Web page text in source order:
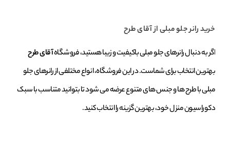
خرید رانر جلو مبلی از آقای طرح
اگر به دنبال رانرهای جلو مبلی باکیفیت و زیبا هستید، فروشگاهآقای طرح
بهترین انتخاب برای شماست. در این فروشگاه، انواع مختلفی از رانرهای جلو
مبلی با طرح‌ ها و جنس‌ های متنوع عرضه می‌ شود تا بتوانید متناسب با سبک
دکوراسیون منزل خود، بهترین گزینه را انتخاب کنید.